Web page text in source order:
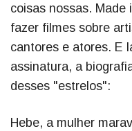
coisas nossas. Made
fazer filmes sobre
cantores e atores. E
assinatura, a
desses "estrelos":
Hebe, a mulher